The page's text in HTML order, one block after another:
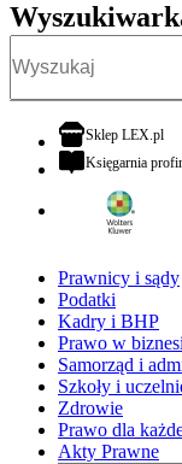
Sklep LEX.pl
Księgarnia
Prawnicy i sądy
Podatki
Kadry i BHP
Prawo w
Samorząd i
Szkoły i
Zdrowie
Prawo dla
Akty Prawne